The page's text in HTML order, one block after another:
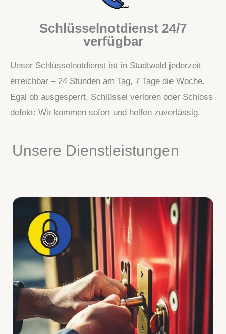
Schlüsselnotdienst 24/7
verfügbar
Unser Schlüsselnotdienst ist in Stadtwald jederzeit
erreichbar – 24 Stunden am Tag, 7 Tage die Woche.
Egal ob ausgesperrt, Schlüssel verloren oder Schloss
defekt: Wir kommen sofort und helfen zuverlässig.
Unsere Dienstleistungen